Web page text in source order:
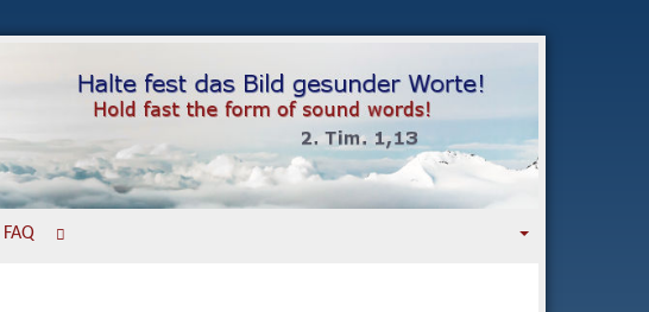
FAQ